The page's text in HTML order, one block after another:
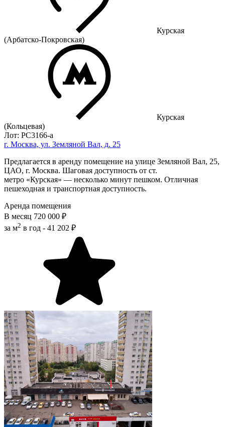
Курская
(Арбатско-Покровская)
Курская
(Кольцевая)
Лот: РС3166-a
г. Москва, ул. Земляной Вал, д. 25
Предлагается в аренду помещение на улице Земляной Вал, 25,
ЦАО, г. Москва. Шаговая доступность от ст.
метро «Курская» — несколько минут пешком. Отличная
пешеходная и транспортная доступность.
Аренда помещения
В месяц 720 000 ₽
за м2 в год - 41 202 ₽